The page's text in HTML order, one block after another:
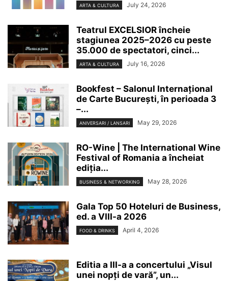
ARTA & CULTURA July 24, 2026
Teatrul EXCELSIOR încheie
stagiunea 2025–2026 cu peste
35.000 de spectatori, cinci...
ARTA & CULTURA July 16, 2026
Bookfest – Salonul Internațional
de Carte București, în perioada 3
–...
ANIVERSARI / LANSARI May 29, 2026
RO-Wine | The International Wine
Festival of Romania a încheiat
ediția...
BUSINESS & NETWORKING May 28, 2026
Gala Top 50 Hoteluri de Business,
ed. a VIII-a 2026
FOOD & DRINKS April 4, 2026
Editia a III-a a concertului „Visul
unei nopți de vară”, un...